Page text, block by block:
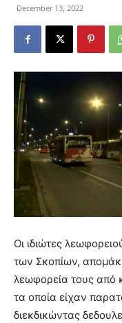
December 13, 2022
Οι ιδιώτες
των Σκοπίων,
λεωφορεία τους από
τα οποία είχαν
διεκδικώντας